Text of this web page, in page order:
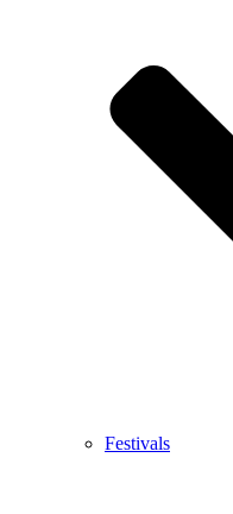
Festivals